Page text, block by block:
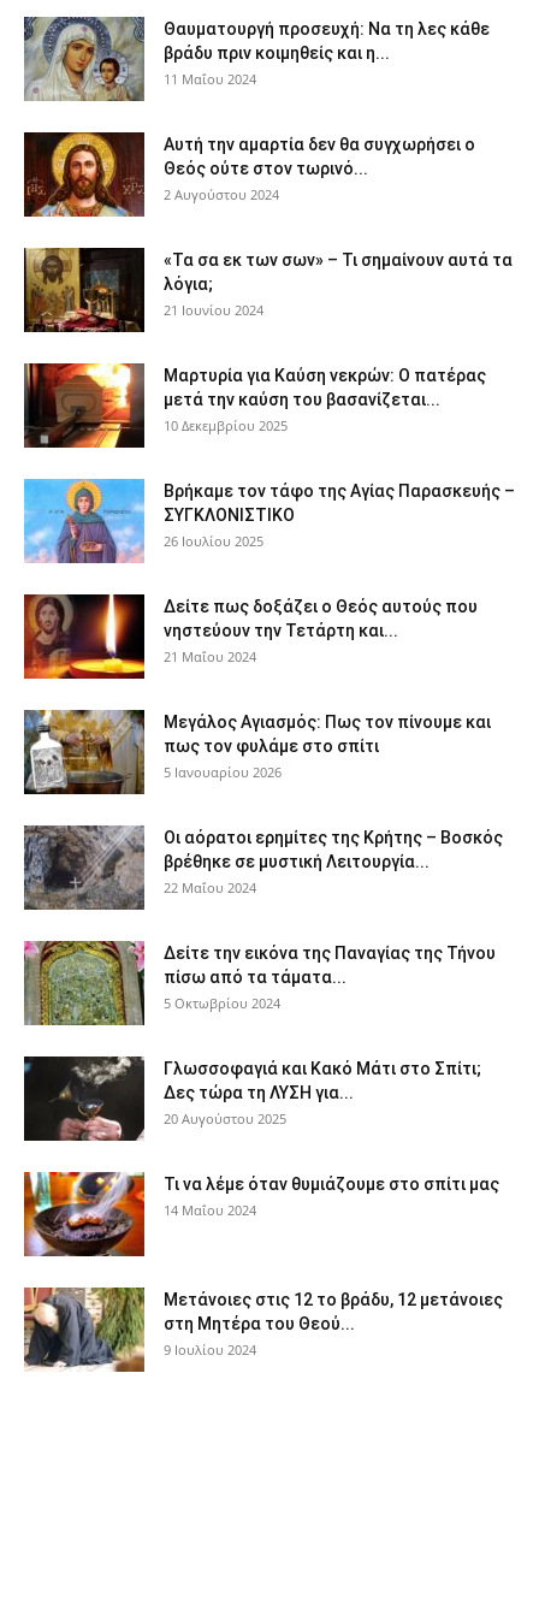
Θαυματουργή προσευχή: Να τη λες κάθε
βράδυ πριν κοιμηθείς και η...
11 Μαΐου 2024
Αυτή την αμαρτία δεν θα συγχωρήσει ο
Θεός ούτε στον τωρινό...
2 Αυγούστου 2024
«Τα σα εκ των σων» – Τι σημαίνουν αυτά τα
λόγια;
21 Ιουνίου 2024
Μαρτυρία για Καύση νεκρών: Ο πατέρας
μετά την καύση του βασανίζεται...
10 Δεκεμβρίου 2025
Βρήκαμε τον τάφο της Αγίας Παρασκευής –
ΣΥΓΚΛΟΝΙΣΤΙΚΟ
26 Ιουλίου 2025
Δείτε πως δοξάζει ο Θεός αυτούς που
νηστεύουν την Τετάρτη και...
21 Μαΐου 2024
Μεγάλος Αγιασμός: Πως τον πίνουμε και
πως τον φυλάμε στο σπίτι
5 Ιανουαρίου 2026
Οι αόρατοι ερημίτες της Κρήτης – Βοσκός
βρέθηκε σε μυστική Λειτουργία...
22 Μαΐου 2024
Δείτε την εικόνα της Παναγίας της Τήνου
πίσω από τα τάματα...
5 Οκτωβρίου 2024
Γλωσσοφαγιά και Κακό Μάτι στο Σπίτι;
Δες τώρα τη ΛΥΣΗ για...
20 Αυγούστου 2025
Τι να λέμε όταν θυμιάζουμε στο σπίτι μας
14 Μαΐου 2024
Μετάνοιες στις 12 το βράδυ, 12 μετάνοιες
στη Μητέρα του Θεού...
9 Ιουλίου 2024